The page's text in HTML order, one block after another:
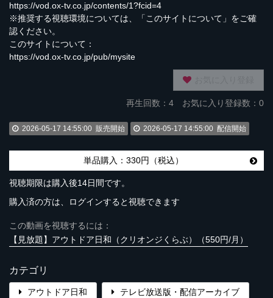
https://vod.ox-tv.co.jp/contents/1?fcid=4
※推奨する視聴環境については、「このサイトについて」をご確
認ください。
このサイトについて：
https://vod.ox-tv.co.jp/pub/mysite
再生回数： 4 お気に入り登録数：0
2026-05-17 14:55:00 販売開始 2026-05-17 14:55:00 配信開始
単品購入：330円（税込）
視聴期限は購入後14日間です。
購入済の方は、ログインすると視聴できます
この動画を視聴するには：
【見放題】アウトドア日和（クリオンジくらぶ）（550円/月）
カテゴリ
アウトドア日和 テレビ放送版・配信アーカイブ